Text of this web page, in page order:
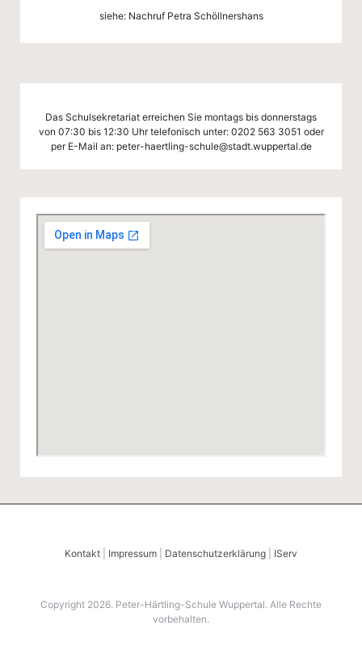
siehe: Nachruf Petra Schöllnershans
Das Schulsekretariat erreichen Sie montags bis donnerstags
von 07:30 bis 12:30 Uhr telefonisch unter: 0202 563 3051 oder
per E-Mail an: peter-haertling-schule@stadt.wuppertal.de
Kontakt Impressum Datenschutzerklärung IServ
Copyright 2026. Peter-Härtling-Schule Wuppertal. Alle Rechte
vorbehalten.